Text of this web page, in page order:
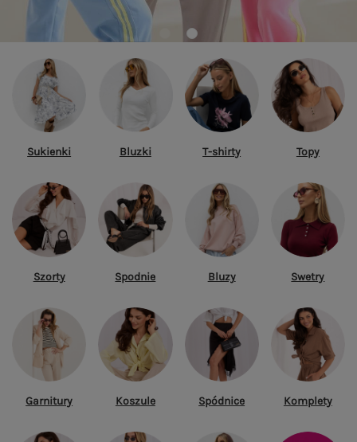
Sukienki Bluzki T-shirty Topy
Szorty Spodnie Bluzy Swetry
Garnitury Koszule Spódnice Komplety